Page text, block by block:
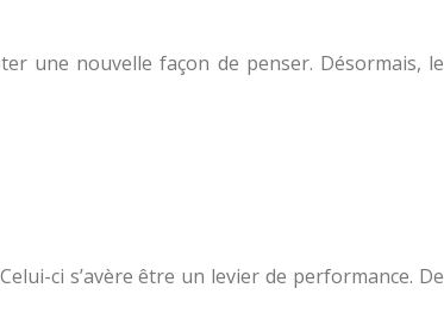
une nouvelle façon de penser. Désormais, le
ci s’avère être un levier de performance. De